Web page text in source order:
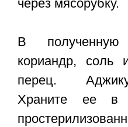
через мясорубку.
В
кориандр, соль
перец.
Храните ее в